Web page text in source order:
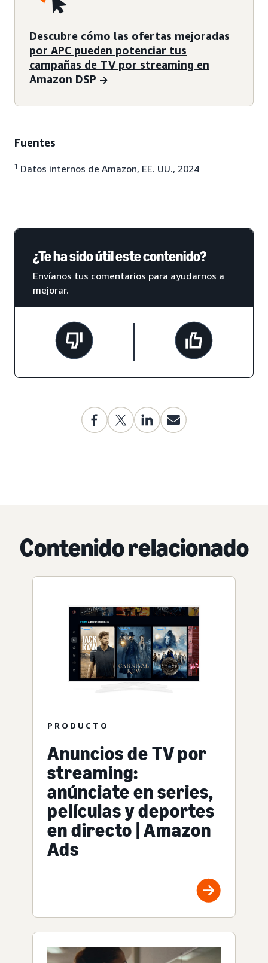
Descubre cómo las ofertas mejoradas
por APC pueden potenciar tus
campañas de TV por streaming en
Amazon DSP
Fuentes
1 Datos internos de Amazon, EE. UU., 2024
¿Te ha sido útil este contenido?
Envíanos tus comentarios para ayudarnos a
mejorar.
Contenido relacionado
PRODUCTO
Anuncios de TV por
streaming:
anúnciate en series,
películas y deportes
en directo | Amazon
Ads